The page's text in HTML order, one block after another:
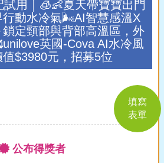
試用｜🧊👶夏天帶寶寶出門
行動水冷氣🌬️AI智慧感溫X
定頸部與背部高溫區，外
英國-Cova AI水冷風
$3980元，招募5位
公布得獎者
填寫
表單